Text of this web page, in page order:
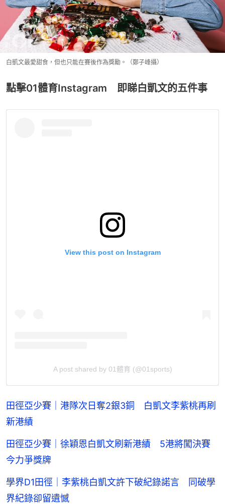
白凱文最愛甜食，但也只能在賽後作為獎勵。（鄭子峰攝）
點擊01體育Instagram 即睇白凱文的五件事
View this post on Instagram
A post shared by 01體育 (@01sports)
田徑亞少賽｜港隊次日奪2銀3銅 白凱文李紫桃再刷
新港績
田徑亞少賽｜徐穎恩白凱文刷新港績 5港將闖決賽
今力爭獎牌
學界D1田徑｜李紫桃白凱文許下破紀錄諾言 同破學
界紀錄卻留遺憾